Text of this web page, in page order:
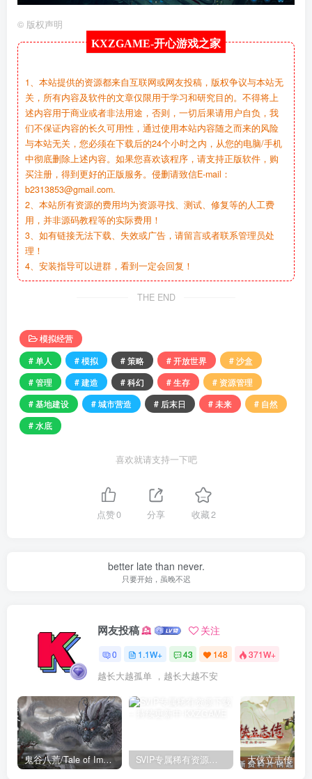
© 版权声明
KXZGAME-开心游戏之家
1、本站提供的资源都来自互联网或网友投稿，版权争议与本站无
关，所有内容及软件的文章仅限用于学习和研究目的。不得将上
述内容用于商业或者非法用途，否则，一切后果请用户自负，我
们不保证内容的长久可用性，通过使用本站内容随之而来的风险
与本站无关，您必须在下载后的24个小时之内，从您的电脑/手机
中彻底删除上述内容。如果您喜欢该程序，请支持正版软件，购
买注册，得到更好的正版服务。侵删请致信E-mail：
b2313853@gmail.com.
2、本站所有资源的费用均为资源寻找、测试、修复等的人工费
用，并非源码教程等的实际费用！
3、如有链接无法下载、失效或广告，请留言或者联系管理员处
理！
4、安装指导可以进群，看到一定会回复！
THE END
模拟经营
# 单人
# 模拟 # 策略 # 开放世界
# 沙盒
# 管理
# 建造 # 科幻 # 生存
# 资源管理
# 基地建设
# 城市营造 # 后末日 # 未来
# 自然
# 水底
喜欢就请支持一下吧
点赞0 分享 收藏2
better late than never.
只要开始，虽晚不迟
网友投稿 关注
0 1.1W+ 43 148 371W+
越长大越孤单 ，越长大越不安
鬼谷八荒/Tale of Immortal v1.2.105.259|角色扮演|容量27.4GB|免安装绿色中文版 SVIP专属稀有资源下载 – 持续更新中